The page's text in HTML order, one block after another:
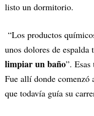
listo un dormitorio.
“Los productos
unos dolores de espalda
limpiar un baño”.
Fue allí donde comenzó
que todavía guía su